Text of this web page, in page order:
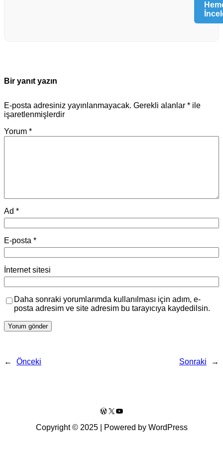
Bir yanıt yazın
E-posta adresiniz yayınlanmayacak. Gerekli alanlar * ile
işaretlenmişlerdir
Yorum *
Ad *
E-posta *
İnternet sitesi
Daha sonraki yorumlarımda kullanılması için adım, e-
posta adresim ve site adresim bu tarayıcıya kaydedilsin.
← Önceki Sonraki →
WordPress
X YouTube
Copyright © 2025 | Powered by WordPress